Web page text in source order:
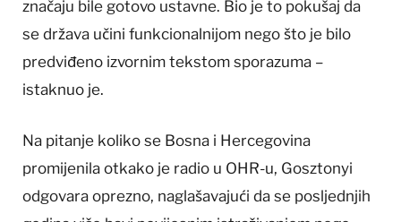
značaju bile gotovo ustavne. Bio je to pokušaj da
se država učini funkcionalnijom nego što je bilo
predviđeno izvornim tekstom sporazuma –
istaknuo je.
Na pitanje koliko se Bosna i Hercegovina
promijenila otkako je radio u OHR-u, Gosztonyi
odgovara oprezno, naglašavajući da se posljednjih